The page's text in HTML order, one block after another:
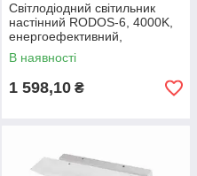
Світлодіодний світильник
настінний RODOS-6, 4000K,
енергоефективний,
довговічний, без мерехтіння
В наявності
1 598,10 ₴